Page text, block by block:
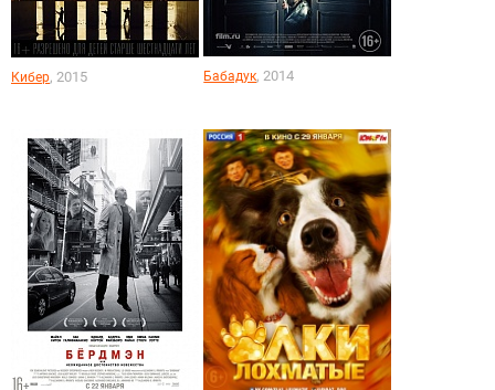
Кибер, 2015 Бабадук, 2014